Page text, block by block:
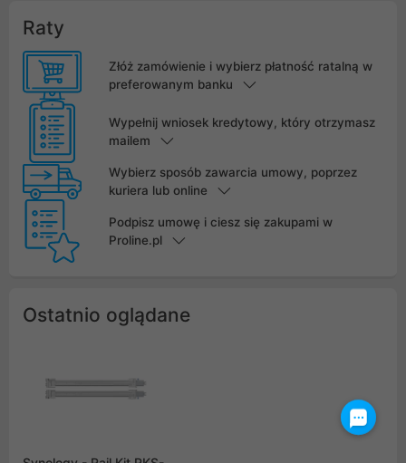
Raty
Złóż zamówienie i wybierz płatność ratalną w
preferowanym banku
Wypełnij wniosek kredytowy, który otrzymasz
mailem
Wybierz sposób zawarcia umowy, poprzez
kuriera lub online
Podpisz umowę i ciesz się zakupami w
Proline.pl
Ostatnio oglądane